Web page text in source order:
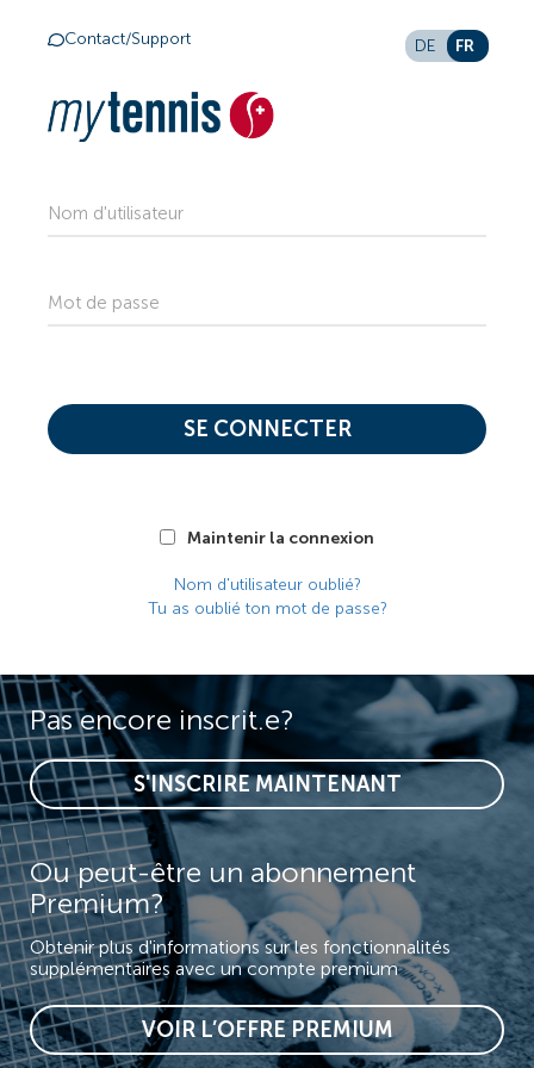
Pas encore inscrit.e?
S'INSCRIRE MAINTENANT
Ou peut-être un abonnement
Premium?
Obtenir plus d'informations sur les fonctionnalités
supplémentaires avec un compte premium
VOIR L’OFFRE PREMIUM
Contact/Support DE FR
Nom d'utilisateur
Mot de passe
Maintenir la connexion
SE CONNECTER
Nom d'utilisateur oublié?
Tu as oublié ton mot de passe?